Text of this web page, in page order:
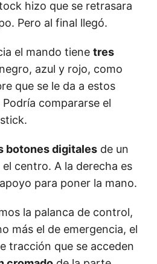
hizo que se retrasara
Pero al final llegó.
el mando tiene tres
azul y rojo, como
que se le da a estos
compararse el
botones digitales de un
centro. A la derecha es
para poner la mano.
la palanca de control,
más el de emergencia, el
tracción que se acceden